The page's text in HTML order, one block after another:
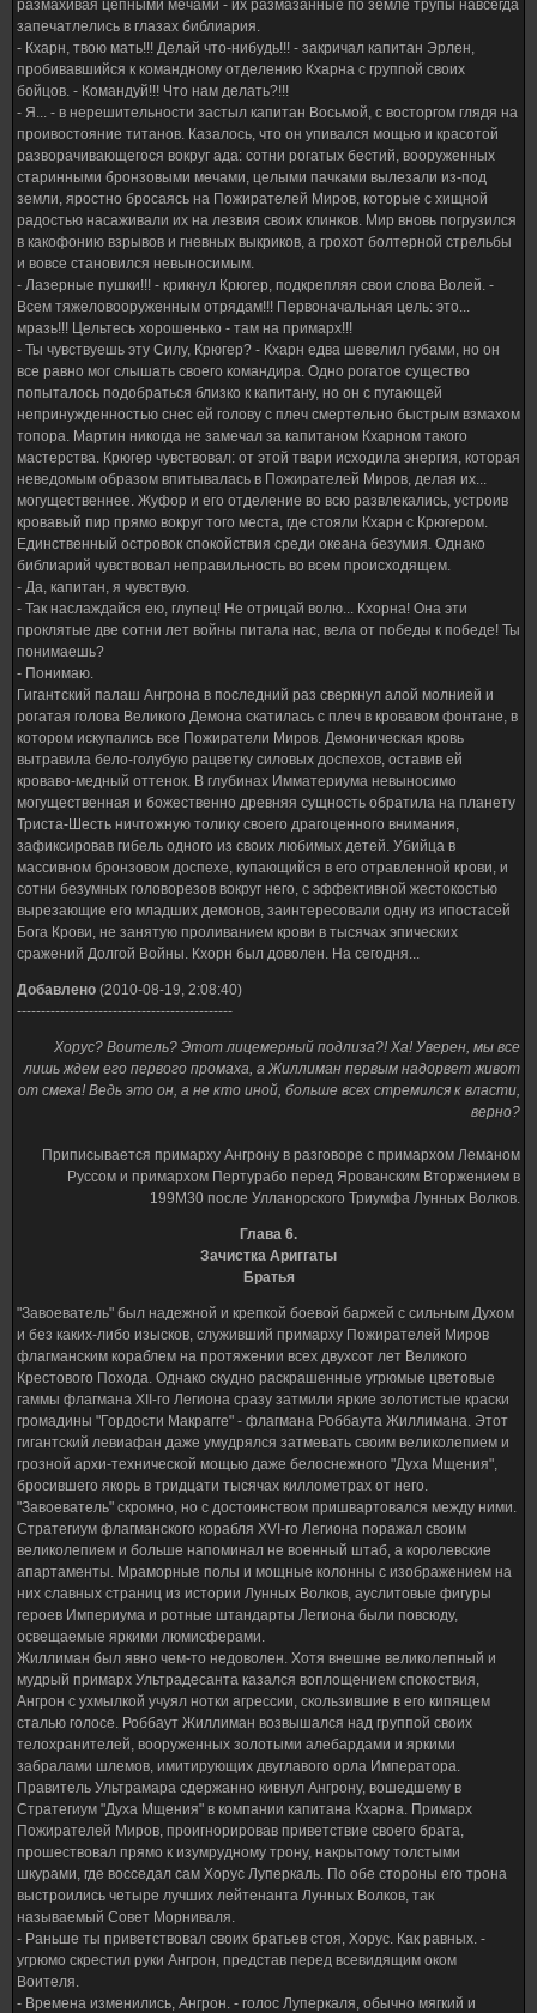
размахивая цепными мечами - их размазанные по земле трупы навсегда
запечатлелись в глазах библиария.
- Кхарн, твою мать!!! Делай что-нибудь!!! - закричал капитан Эрлен,
пробивавшийся к командному отделению Кхарна с группой своих
бойцов. - Командуй!!! Что нам делать?!!!
- Я... - в нерешительности застыл капитан Восьмой, с восторгом глядя на
проивостояние титанов. Казалось, что он упивался мощью и красотой
разворачивающегося вокруг ада: сотни рогатых бестий, вооруженных
старинными бронзовыми мечами, целыми пачками вылезали из-под
земли, яростно бросаясь на Пожирателей Миров, которые с хищной
радостью насаживали их на лезвия своих клинков. Мир вновь погрузился
в какофонию взрывов и гневных выкриков, а грохот болтерной стрельбы
и вовсе становился невыносимым.
- Лазерные пушки!!! - крикнул Крюгер, подкрепляя свои слова Волей. -
Всем тяжеловооруженным отрядам!!! Первоначальная цель: это...
мразь!!! Цельтесь хорошенько - там на примарх!!!
- Ты чувствуешь эту Силу, Крюгер? - Кхарн едва шевелил губами, но он
все равно мог слышать своего командира. Одно рогатое существо
попыталось подобраться близко к капитану, но он с пугающей
непринужденностью снес ей голову с плеч смертельно быстрым взмахом
топора. Мартин никогда не замечал за капитаном Кхарном такого
мастерства. Крюгер чувствовал: от этой твари исходила энергия, которая
неведомым образом впитывалась в Пожирателей Миров, делая их...
могущественнее. Жуфор и его отделение во всю развлекались, устроив
кровавый пир прямо вокруг того места, где стояли Кхарн с Крюгером.
Единственный островок спокойствия среди океана безумия. Однако
библиарий чувствовал неправильность во всем происходящем.
- Да, капитан, я чувствую.
- Так наслаждайся ею, глупец! Не отрицай волю... Кхорна! Она эти
проклятые две сотни лет войны питала нас, вела от победы к победе! Ты
понимаешь?
- Понимаю.
Гигантский палаш Ангрона в последний раз сверкнул алой молнией и
рогатая голова Великого Демона скатилась с плеч в кровавом фонтане, в
котором искупались все Пожиратели Миров. Демоническая кровь
вытравила бело-голубую рацветку силовых доспехов, оставив ей
кроваво-медный оттенок. В глубинах Имматериума невыносимо
могущественная и божественно древняя сущность обратила на планету
Триста-Шесть ничтожную толику своего драгоценного внимания,
зафиксировав гибель одного из своих любимых детей. Убийца в
массивном бронзовом доспехе, купающийся в его отравленной крови, и
сотни безумных головорезов вокруг него, с эффективной жестокостью
вырезающие его младших демонов, заинтересовали одну из ипостасей
Бога Крови, не занятую проливанием крови в тысячах эпических
сражений Долгой Войны. Кхорн был доволен. На сегодня...
Добавлено (2010-08-19, 2:08:40)
---------------------------------------------
Хорус? Воитель? Этот лицемерный подлиза?! Ха! Уверен, мы все
лишь ждем его первого промаха, а Жиллиман первым надорвет живот
от смеха! Ведь это он, а не кто иной, больше всех стремился к власти,
верно?
Приписывается примарху Ангрону в разговоре с примархом Леманом
Руссом и примархом Пертурабо перед Ярованским Вторжением в
199М30 после Улланорского Триумфа Лунных Волков.
Глава 6.
Зачистка Ариггаты
Братья
"Завоеватель" был надежной и крепкой боевой баржей с сильным Духом
и без каких-либо изысков, служивший примарху Пожирателей Миров
флагманским кораблем на протяжении всех двухсот лет Великого
Крестового Похода. Однако скудно раскрашенные угрюмые цветовые
гаммы флагмана XII-го Легиона сразу затмили яркие золотистые краски
громадины "Гордости Макрагге" - флагмана Роббаута Жиллимана. Этот
гигантский левиафан даже умудрялся затмевать своим великолепием и
грозной архи-технической мощью даже белоснежного "Духа Мщения",
бросившего якорь в тридцати тысячах киллометрах от него.
"Завоеватель" скромно, но с достоинством пришвартовался между ними.
Стратегиум флагманского корабля XVI-го Легиона поражал своим
великолепием и больше напоминал не военный штаб, а королевские
апартаменты. Мраморные полы и мощные колонны с изображением на
них славных страниц из истории Лунных Волков, ауслитовые фигуры
героев Империума и ротные штандарты Легиона были повсюду,
освещаемые яркими люмисферами.
Жиллиман был явно чем-то недоволен. Хотя внешне великолепный и
мудрый примарх Ультрадесанта казался воплощением спокоствия,
Ангрон с ухмылкой учуял нотки агрессии, скользившие в его кипящем
сталью голосе. Роббаут Жиллиман возвышался над группой своих
телохранителей, вооруженных золотыми алебардами и яркими
забралами шлемов, имитирующих двуглавого орла Императора.
Правитель Ультрамара сдержанно кивнул Ангрону, вошедшему в
Стратегиум "Духа Мщения" в компании капитана Кхарна. Примарх
Пожирателей Миров, проигнорировав приветствие своего брата,
прошествовал прямо к изумрудному трону, накрытому толстыми
шкурами, где восседал сам Хорус Луперкаль. По обе стороны его трона
выстроились четыре лучших лейтенанта Лунных Волков, так
называемый Совет Морниваля.
- Раньше ты приветствовал своих братьев стоя, Хорус. Как равных. -
угрюмо скрестил руки Ангрон, представ перед всевидящим оком
Воителя.
- Времена изменились, Ангрон. - голос Луперкаля, обычно мягкий и